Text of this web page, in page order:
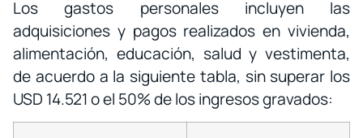
Los gastos personales incluyen las
adquisiciones y pagos realizados en vivienda,
alimentación, educación, salud y vestimenta,
de acuerdo a la siguiente tabla, sin superar los
USD 14.521 o el 50% de los ingresos gravados: